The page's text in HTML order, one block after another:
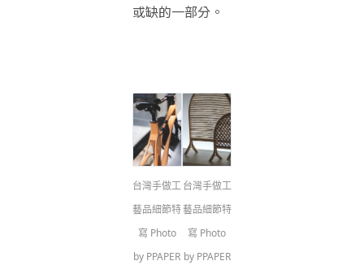
或缺的一部分。
台灣手做工
藝品細節特
寫 Photo
by PPAPER
台灣手做工
藝品細節特
寫 Photo
by PPAPER